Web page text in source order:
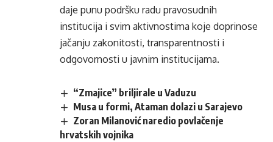
daje punu podršku radu pravosudnih
institucija i svim aktivnostima koje doprinose
jačanju zakonitosti, transparentnosti i
odgovornosti u javnim institucijama.
“Zmajice” briljirale u Vaduzu
Musa u formi, Ataman dolazi u Sarajevo
Zoran Milanović naredio povlačenje
hrvatskih vojnika